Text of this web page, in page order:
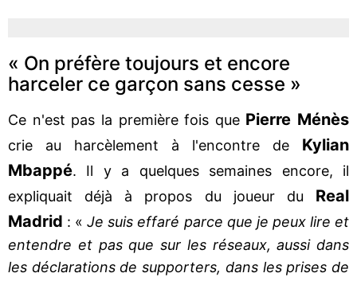
« On préfère toujours et encore
harceler ce garçon sans cesse »
Ce n'est pas la première fois que Pierre Ménès
crie au harcèlement à l'encontre de Kylian
Mbappé. Il y a quelques semaines encore, il
expliquait déjà à propos du joueur du Real
Madrid : «Je suis effaré parce que je peux lire et
entendre et pas que sur les réseaux, aussi dans
les déclarations de supporters, dans les prises de